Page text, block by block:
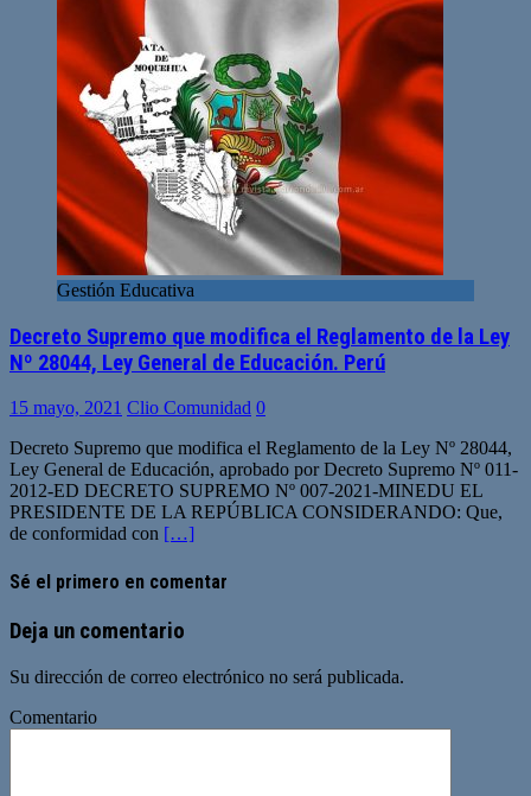
Gestión Educativa
Decreto Supremo que modifica el Reglamento de la Ley
Nº 28044, Ley General de Educación. Perú
15 mayo, 2021 Clio Comunidad 0
Decreto Supremo que modifica el Reglamento de la Ley Nº 28044,
Ley General de Educación, aprobado por Decreto Supremo Nº 011-
2012-ED DECRETO SUPREMO Nº 007-2021-MINEDU EL
PRESIDENTE DE LA REPÚBLICA CONSIDERANDO: Que,
de conformidad con […]
Sé el primero en comentar
Deja un comentario
Su dirección de correo electrónico no será publicada.
Comentario